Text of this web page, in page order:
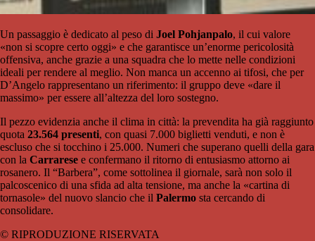
Un passaggio è dedicato al peso di Joel Pohjanpalo, il cui valore
«non si scopre certo oggi» e che garantisce un’enorme pericolosità
offensiva, anche grazie a una squadra che lo mette nelle condizioni
ideali per rendere al meglio. Non manca un accenno ai tifosi, che per
D’Angelo rappresentano un riferimento: il gruppo deve «dare il
massimo» per essere all’altezza del loro sostegno.
Il pezzo evidenzia anche il clima in città: la prevendita ha già raggiunto
quota 23.564 presenti, con quasi 7.000 biglietti venduti, e non è
escluso che si tocchino i 25.000. Numeri che superano quelli della gara
con la Carrarese e confermano il ritorno di entusiasmo attorno ai
rosanero. Il “Barbera”, come sottolinea il giornale, sarà non solo il
palcoscenico di una sfida ad alta tensione, ma anche la «cartina di
tornasole» del nuovo slancio che il Palermo sta cercando di
consolidare.
© RIPRODUZIONE RISERVATA